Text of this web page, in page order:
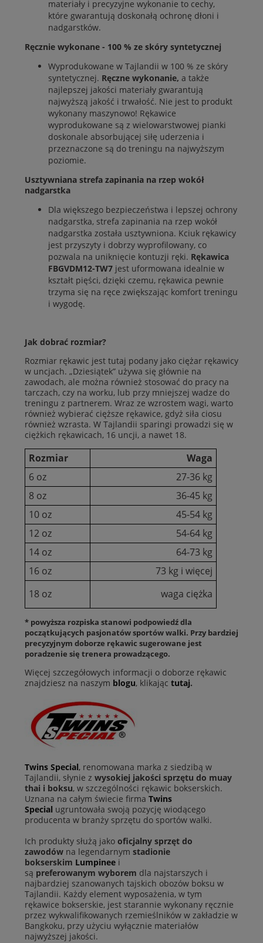
materiały i precyzyjne wykonanie to cechy,
które gwarantują doskonałą ochronę dłoni i
nadgarstków.
Ręcznie wykonane - 100 % ze skóry syntetycznej
Wyprodukowane w Tajlandii w 100 % ze skóry
syntetycznej. Ręczne wykonanie, a także
najlepszej jakości materiały gwarantują
najwyższą jakość i trwałość. Nie jest to produkt
wykonany maszynowo! Rękawice
wyprodukowane są z wielowarstwowej pianki
doskonale absorbującej siłę uderzenia i
przeznaczone są do treningu na najwyższym
poziomie.
Usztywniana strefa zapinania na rzep wokół
nadgarstka
Dla większego bezpieczeństwa i lepszej ochrony
nadgarstka, strefa zapinania na rzep wokół
nadgarstka została usztywniona. Kciuk rękawicy
jest przyszyty i dobrzy wyprofilowany, co
pozwala na uniknięcie kontuzji ręki. Rękawica
FBGVDM12-TW7 jest uformowana idealnie w
kształt pięści, dzięki czemu, rękawica pewnie
trzyma się na ręce zwiększając komfort treningu
i wygodę.
Jak dobrać rozmiar?
Rozmiar rękawic jest tutaj podany jako ciężar rękawicy
w uncjach. „Dziesiątek” używa się głównie na
zawodach, ale można również stosować do pracy na
tarczach, czy na worku, lub przy mniejszej wadze do
treningu z partnerem. Wraz ze wzrostem wagi, warto
również wybierać cięższe rękawice, gdyż siła ciosu
również wzrasta. W Tajlandii sparingi prowadzi się w
ciężkich rękawicach, 16 uncji, a nawet 18.
Rozmiar
Waga
6 oz
27-36 kg
8 oz
36-45 kg
10 oz
45-54 kg
12 oz
54-64 kg
14 oz
64-73 kg
16 oz
73 kg i więcej
18 oz
waga ciężka
* powyższa rozpiska stanowi podpowiedź dla
początkujących pasjonatów sportów walki. Przy bardziej
precyzyjnym doborze rękawic sugerowane jest
poradzenie się trenera prowadzącego.
Więcej szczegółowych informacji o doborze rękawic
znajdziesz na naszym blogu, klikając tutaj.
Twins Special, renomowana marka z siedzibą w
Tajlandii, słynie z wysokiej jakości sprzętu do muay
thai i boksu, w szczególności rękawic bokserskich.
Uznana na całym świecie firma Twins
Special ugruntowała swoją pozycję wiodącego
producenta w branży sprzętu do sportów walki.
Ich produkty służą jako oficjalny sprzęt do
zawodów na legendarnym stadionie
bokserskim Lumpinee i
są preferowanym wyborem dla najstarszych i
najbardziej szanowanych tajskich obozów boksu w
Tajlandii. Każdy element wyposażenia, w tym
rękawice bokserskie, jest starannie wykonany ręcznie
przez wykwalifikowanych rzemieślników w zakładzie w
Bangkoku, przy użyciu wyłącznie materiałów
najwyższej jakości.